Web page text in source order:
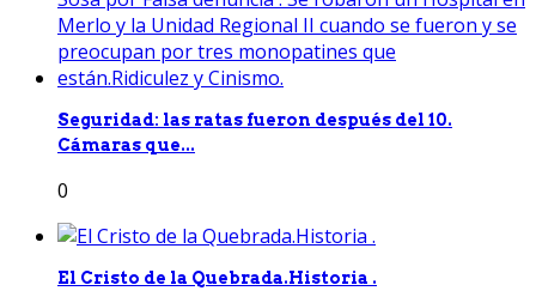
Seguridad: las ratas fueron después del 10.
Cámaras que...
0
El Cristo de la Quebrada.Historia .